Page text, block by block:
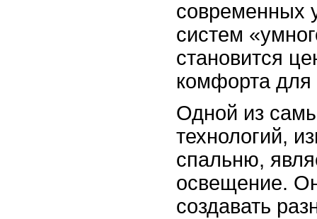
современных
систем
становится
комфорта для
Одной из
технологий,
спальню,
освещение.
создавать